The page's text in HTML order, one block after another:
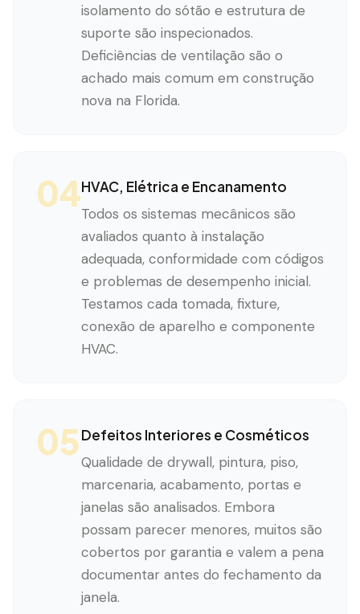
isolamento do sótão e estrutura de
suporte são inspecionados.
Deficiências de ventilação são o
achado mais comum em construção
nova na Florida.
04HVAC, Elétrica e Encanamento
Todos os sistemas mecânicos são
avaliados quanto à instalação
adequada, conformidade com códigos
e problemas de desempenho inicial.
Testamos cada tomada, fixture,
conexão de aparelho e componente
HVAC.
05Defeitos Interiores e Cosméticos
Qualidade de drywall, pintura, piso,
marcenaria, acabamento, portas e
janelas são analisados. Embora
possam parecer menores, muitos são
cobertos por garantia e valem a pena
documentar antes do fechamento da
janela.